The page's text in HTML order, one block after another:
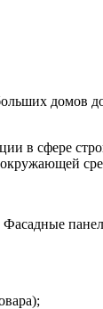
в сфере